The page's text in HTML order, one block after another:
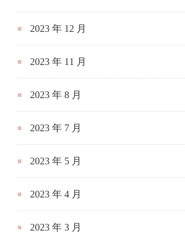
2023 年 12 月
2023 年 11 月
2023 年 8 月
2023 年 7 月
2023 年 5 月
2023 年 4 月
2023 年 3 月